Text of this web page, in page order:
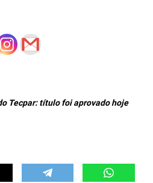
Tecpar: título foi aprovado hoje